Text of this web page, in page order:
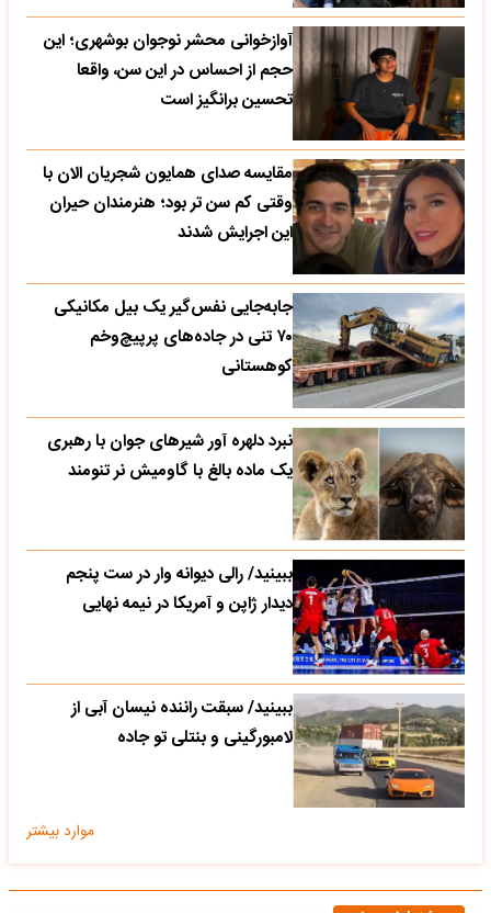
آوازخوانی محشر نوجوان بوشهری؛ این
حجم از احساس در این سن، واقعا
تحسین‌ برانگیز است
مقایسه صدای همایون شجریان الان با
وقتی کم سن تر بود؛ هنرمندان حیران
این اجرایش شدند
جابه‌جایی نفس‌گیر یک بیل مکانیکی
۷۰ تنی در جاده‌های پرپیچ‌وخم
کوهستانی
نبرد دلهره آور شیرهای جوان با رهبری
یک ماده بالغ با گاومیش نر تنومند
ببینید/ رالی دیوانه وار در ست پنجم
دیدار ژاپن و آمریکا در نیمه نهایی
ببینید/ سبقت راننده نیسان آبی از
لامبورگینی و بنتلی تو جاده
موارد بیشتر